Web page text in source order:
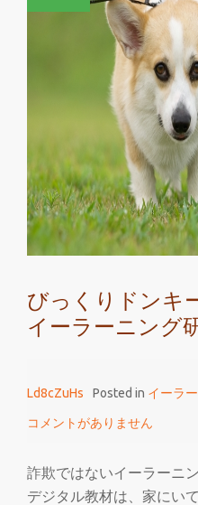
びっくりドンキ
イーラーニング
Ld8cZuHs Posted in イーラ
コメントがありません
詐欺ではないイーラーニ
デジタル教材は、家にい